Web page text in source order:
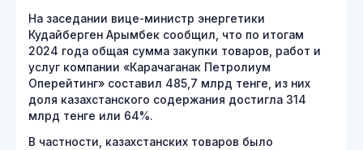
На заседании вице-министр энергетики
Кудайберген Арымбек сообщил, что по итогам
2024 года общая сумма закупки товаров, работ и
услуг компании «Карачаганак Петролиум
Оперейтинг» составил 485,7 млрд тенге, из них
доля казахстанского содержания достигла 314
млрд тенге или 64%.
В частности, казахстанских товаров было